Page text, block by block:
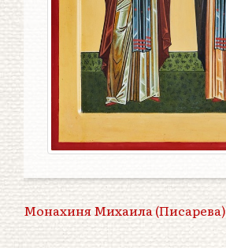
Монахиня Михаила (Писарева)